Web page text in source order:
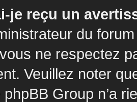
je reçu un
du
ne respectez
Veuillez noter
Group n’a